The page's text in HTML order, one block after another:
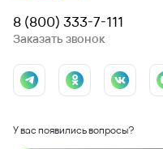
8 (800) 333-7-111
Заказать звонок
У вас появились вопросы?